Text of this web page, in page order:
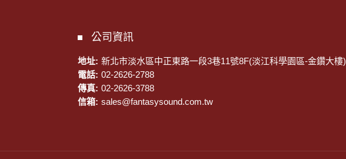
公司資訊
地址: 新北市淡水區中正東路一段3巷11號8F(淡江科學園區-金鑽大樓)
電話: 02-2626-2788
傳真: 02-2626-3788
信箱: sales@fantasysound.com.tw